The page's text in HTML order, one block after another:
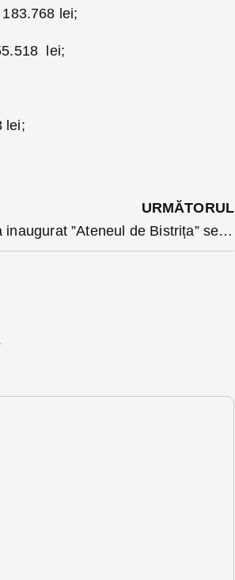
lei;
lei;
lei;
URMĂTORUL
Primarul Ioan Turc a inaugurat ”Ateneul de Bistrița” seria de evenimente care va aduce să conferențieze în municipiu personalități de anvergură ale vieții culturale și științifice .